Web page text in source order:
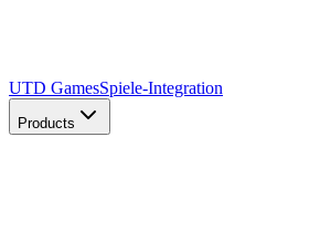
UTD GamesSpiele-Integration
Products